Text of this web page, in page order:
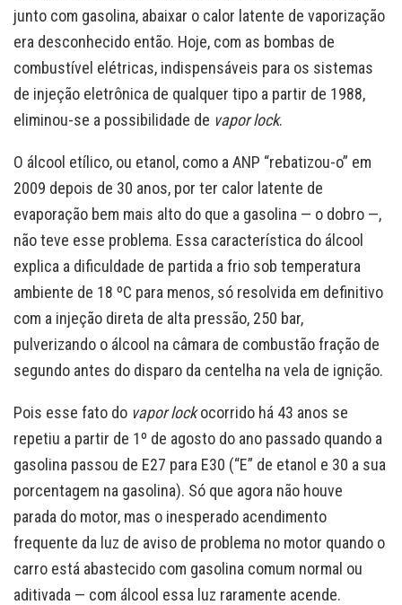
junto com gasolina, abaixar o calor latente de vaporização
era desconhecido então. Hoje, com as bombas de
combustível elétricas, indispensáveis para os sistemas
de injeção eletrônica de qualquer tipo a partir de 1988,
eliminou-se a possibilidade de vapor lock.
O álcool etílico, ou etanol, como a ANP “rebatizou-o” em
2009 depois de 30 anos, por ter calor latente de
evaporação bem mais alto do que a gasolina — o dobro —,
não teve esse problema. Essa característica do álcool
explica a dificuldade de partida a frio sob temperatura
ambiente de 18 ºC para menos, só resolvida em definitivo
com a injeção direta de alta pressão, 250 bar,
pulverizando o álcool na câmara de combustão fração de
segundo antes do disparo da centelha na vela de ignição.
Pois esse fato do vapor lockocorrido há 43 anos se
repetiu a partir de 1º de agosto do ano passado quando a
gasolina passou de E27 para E30 (“E” de etanol e 30 a sua
porcentagem na gasolina). Só que agora não houve
parada do motor, mas o inesperado acendimento
frequente da luz de aviso de problema no motor quando o
carro está abastecido com gasolina comum normal ou
aditivada — com álcool essa luz raramente acende.